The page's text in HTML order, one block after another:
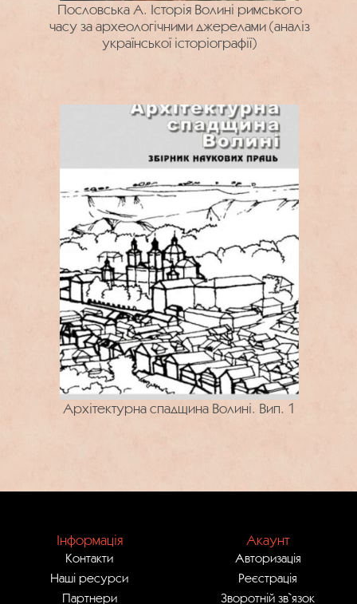
Пословська А. Історія Волині римського
часу за археологічними джерелами (аналіз
української історіографії)
Архітектурна спадщина Волині. Вип. 1
Інформація
Контакти
Наші ресурси
Партнери
Акаунт
Авторизація
Реєстрація
Зворотній зв`язок